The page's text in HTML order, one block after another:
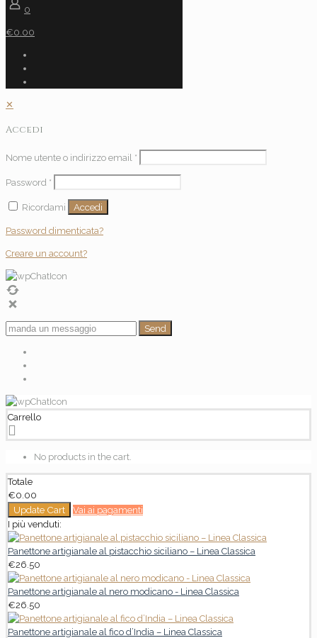
0
€0.00
✕
Accedi
Nome utente o indirizzo email *
Password *
Ricordami Accedi
Password dimenticata?
Creare un account?
Send
Carrello
No products in the cart.
Totale
€0.00
Update Cart
Vai ai pagamenti
I più venduti:
Panettone artigianale al pistacchio siciliano – Linea Classica
€26.50
Panettone artigianale al nero modicano - Linea Classica
€26.50
Panettone artigianale al fico d’India – Linea Classica